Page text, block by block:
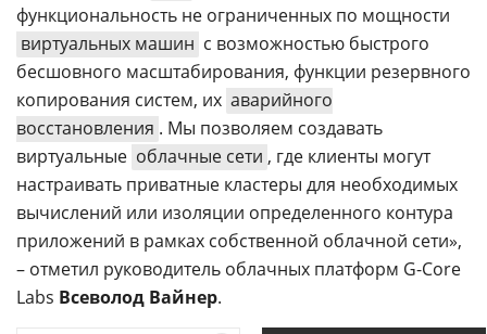
функциональность не ограниченных по мощности
виртуальных машин с возможностью быстрого
бесшовного масштабирования, функции резервного
копирования систем, их аварийного
восстановления . Мы позволяем создавать
виртуальные облачные сети , где клиенты могут
настраивать приватные кластеры для необходимых
вычислений или изоляции определенного контура
приложений в рамках собственной облачной сети»,
– отметил руководитель облачных платформ G-Core
Labs Всеволод Вайнер.